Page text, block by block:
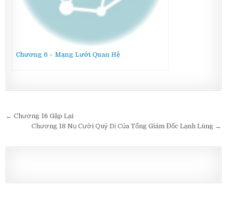
Chương 6 – Mạng Lưới Quan Hệ
Post
navigation
← Chương 16 Gặp Lại
Chương 18 Nụ Cười Quỷ Dị Của Tổng Giám Đốc Lạnh Lùng →